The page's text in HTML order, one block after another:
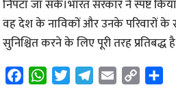
निपटा जा सके।भारत सरकार ने स्पष्ट
वह देश के नाविकों और उनके परिवारों
सुनिश्चित करने के लिए पूरी तरह प्रतिबद्ध
W